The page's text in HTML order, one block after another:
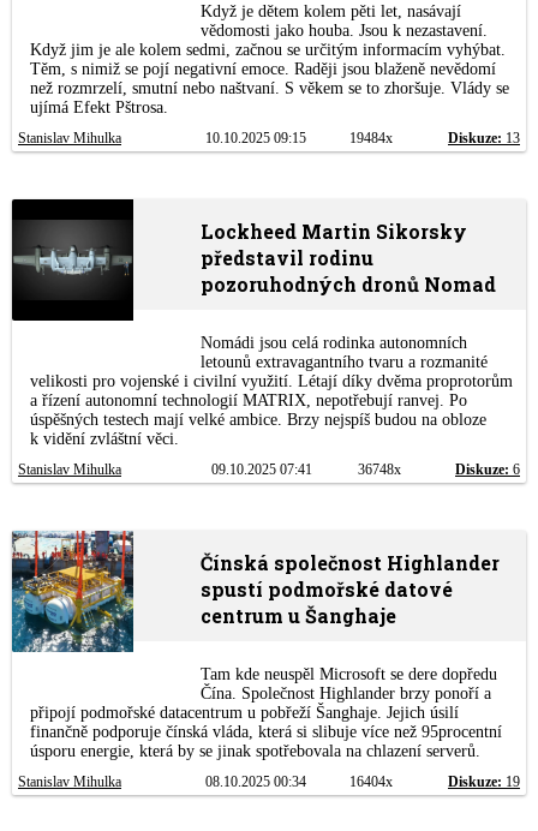
Když je dětem kolem pěti let, nasávají
vědomosti jako houba. Jsou k nezastavení.
Když jim je ale kolem sedmi, začnou se určitým informacím vyhýbat.
Těm, s nimiž se pojí negativní emoce. Raději jsou blaženě nevědomí
než rozmrzelí, smutní nebo naštvaní. S věkem se to zhoršuje. Vlády se
ujímá Efekt Pštrosa.
Stanislav Mihulka 10.10.2025 09:15 19484x Diskuze: 13
Lockheed Martin Sikorsky
představil rodinu
pozoruhodných dronů Nomad
Nomádi jsou celá rodinka autonomních
letounů extravagantního tvaru a rozmanité
velikosti pro vojenské i civilní využití. Létají díky dvěma proprotorům
a řízení autonomní technologií MATRIX, nepotřebují ranvej. Po
úspěšných testech mají velké ambice. Brzy nejspíš budou na obloze
k vidění zvláštní věci.
Stanislav Mihulka 09.10.2025 07:41 36748x Diskuze: 6
Čínská společnost Highlander
spustí podmořské datové
centrum u Šanghaje
Tam kde neuspěl Microsoft se dere dopředu
Čína. Společnost Highlander brzy ponoří a
připojí podmořské datacentrum u pobřeží Šanghaje. Jejich úsilí
finančně podporuje čínská vláda, která si slibuje více než 95procentní
úsporu energie, která by se jinak spotřebovala na chlazení serverů.
Stanislav Mihulka 08.10.2025 00:34 16404x Diskuze: 19